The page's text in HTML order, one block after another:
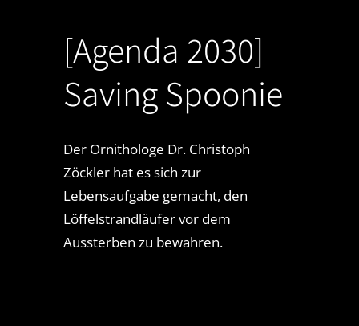
[Agenda 2030]
Saving Spoonie
Der Ornithologe Dr. Christoph
Zöckler hat es sich zur
Lebensaufgabe gemacht, den
Löffelstrandläufer vor dem
Aussterben zu bewahren.